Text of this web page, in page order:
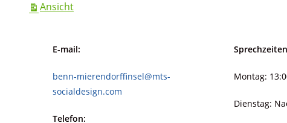
Ansichtausdrucken
E-mail:
benn-mierendorffinsel@mts-
socialdesign.com
Telefon:
Montag:
Dienstag: